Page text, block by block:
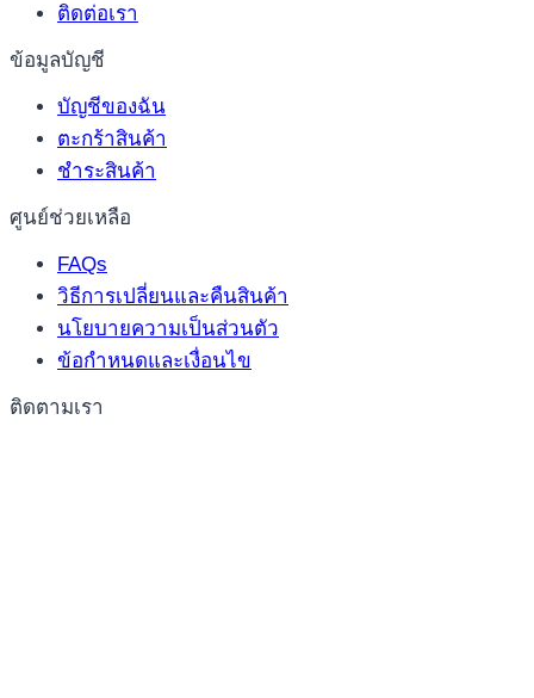
ติดต่อเรา
ข้อมูลบัญชี
บัญชีของฉัน
ตะกร้าสินค้า
ชำระสินค้า
ศูนย์ช่วยเหลือ
FAQs
วิธีการเปลี่ยนและคืนสินค้า
นโยบายความเป็นส่วนตัว
ข้อกำหนดและเงื่อนไข
ติดตามเรา